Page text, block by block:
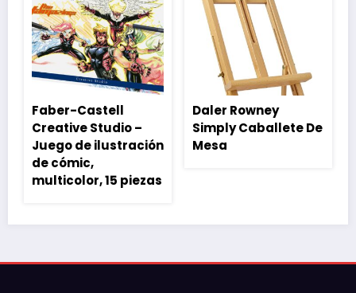
Faber-Castell
Creative Studio –
Juego de ilustración
de cómic,
multicolor, 15 piezas
Daler Rowney
Simply Caballete De
Mesa